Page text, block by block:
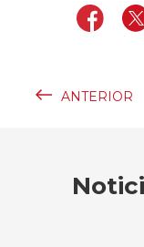
ANTERIOR